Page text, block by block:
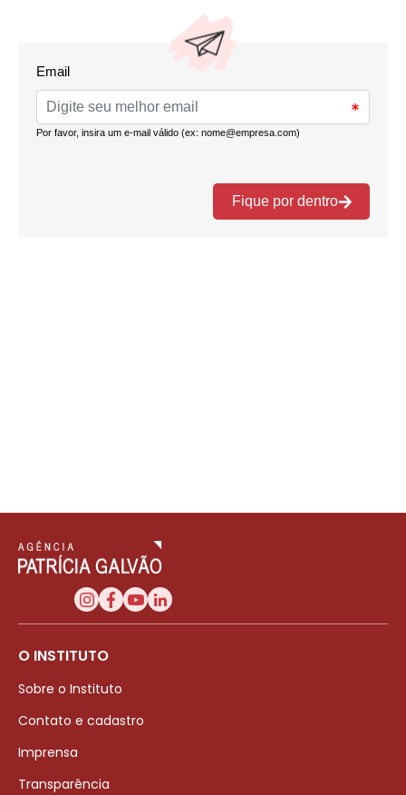
O INSTITUTO
Sobre o Instituto
Contato e cadastro
Imprensa
Transparência